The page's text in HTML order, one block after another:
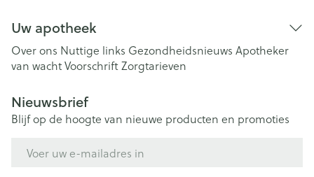
Uw apotheek
Over ons Nuttige links Gezondheidsnieuws Apotheker
van wachtVoorschriftZorgtarieven
Nieuwsbrief
Blijf op de hoogte van nieuwe producten en promoties